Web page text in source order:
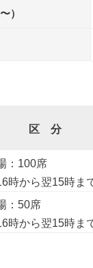
）
区 分
：100席
時から翌15時ま
：50席
時から翌15時ま